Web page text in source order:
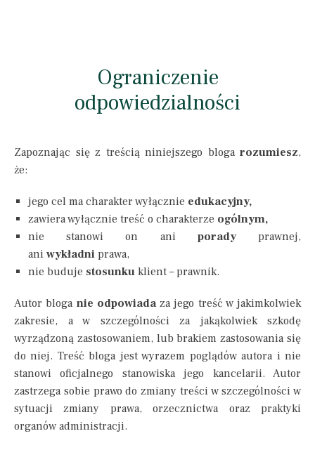
Ograniczenie
odpowiedzialności
Zapoznając się z treścią niniejszego bloga rozumiesz,
że:
jego cel ma charakter wyłącznie edukacyjny,
zawiera wyłącznie treść o charakterze ogólnym,
nie stanowi on ani poradyprawnej,
ani wykładni prawa,
nie buduje stosunku klient – prawnik.
Autor bloga nie odpowiada za jego treść w jakimkolwiek
zakresie, a w szczególności za jakąkolwiek szkodę
wyrządzoną zastosowaniem, lub brakiem zastosowania się
do niej. Treść bloga jest wyrazem poglądów autora i nie
stanowi oficjalnego stanowiska jego kancelarii. Autor
zastrzega sobie prawo do zmiany treści w szczególności w
sytuacji zmiany prawa, orzecznictwa oraz praktyki
organów administracji.